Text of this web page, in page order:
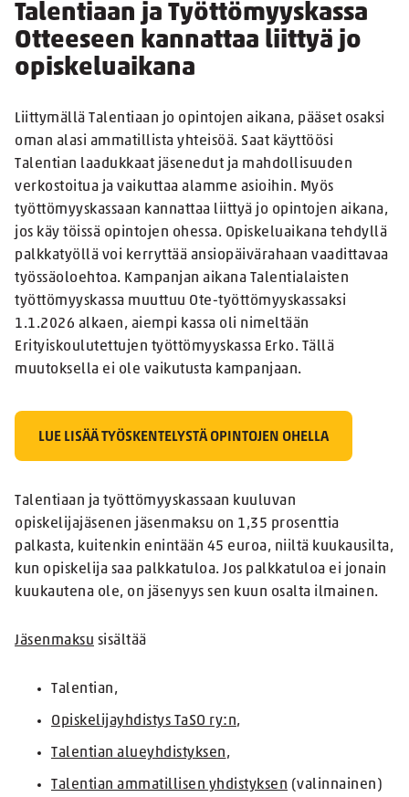
Talentiaan ja Työttömyyskassa
Otteeseen kannattaa liittyä jo
opiskeluaikana
Liittymällä Talentiaan jo opintojen aikana, pääset osaksi
oman alasi ammatillista yhteisöä. Saat käyttöösi
Talentian laadukkaat jäsenedut ja mahdollisuuden
verkostoitua ja vaikuttaa alamme asioihin. Myös
työttömyyskassaan kannattaa liittyä jo opintojen aikana,
jos käy töissä opintojen ohessa. Opiskeluaikana tehdyllä
palkkatyöllä voi kerryttää ansiopäivärahaan vaadittavaa
työssäoloehtoa. Kampanjan aikana Talentialaisten
työttömyyskassa muuttuu Ote-työttömyyskassaksi
1.1.2026 alkaen, aiempi kassa oli nimeltään
Erityiskoulutettujen työttömyyskassa Erko. Tällä
muutoksella ei ole vaikutusta kampanjaan.
LUE LISÄÄ TYÖSKENTELYSTÄ OPINTOJEN OHELLA
Talentiaan ja työttömyyskassaan kuuluvan
opiskelijajäsenen jäsenmaksu on 1,35 prosenttia
palkasta, kuitenkin enintään 45 euroa, niiltä kuukausilta,
kun opiskelija saa palkkatuloa. Jos palkkatuloa ei jonain
kuukautena ole, on jäsenyys sen kuun osalta ilmainen.
Jäsenmaksu sisältää
Talentian,
Opiskelijayhdistys TaSO ry:n,
Talentian alueyhdistyksen,
Talentian ammatillisen yhdistyksen (valinnainen)